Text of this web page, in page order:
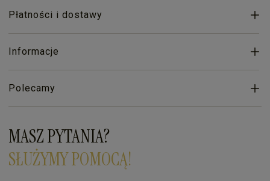
Płatności i dostawy
Informacje
Polecamy
MASZ PYTANIA?
SŁUŻYMY POMOCĄ!